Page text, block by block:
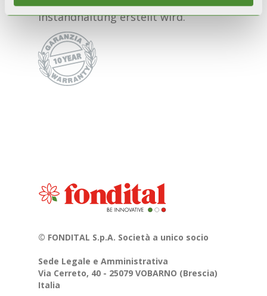
Instandhaltung erstellt wird.
© FONDITAL S.p.A. Società a unico socio
Sede Legale e Amministrativa
Via Cerreto, 40 - 25079 VOBARNO (Brescia)
Italia